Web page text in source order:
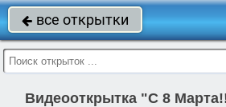
 все открытки
Видеооткрытка "С 8